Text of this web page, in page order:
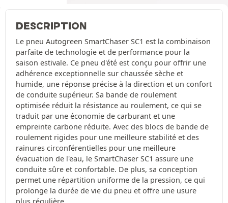
DESCRIPTION
Le pneu Autogreen SmartChaser SC1 est la combinaison
parfaite de technologie et de performance pour la
saison estivale. Ce pneu d'été est conçu pour offrir une
adhérence exceptionnelle sur chaussée sèche et
humide, une réponse précise à la direction et un confort
de conduite supérieur. Sa bande de roulement
optimisée réduit la résistance au roulement, ce qui se
traduit par une économie de carburant et une
empreinte carbone réduite. Avec des blocs de bande de
roulement rigides pour une meilleure stabilité et des
rainures circonférentielles pour une meilleure
évacuation de l'eau, le SmartChaser SC1 assure une
conduite sûre et confortable. De plus, sa conception
permet une répartition uniforme de la pression, ce qui
prolonge la durée de vie du pneu et offre une usure